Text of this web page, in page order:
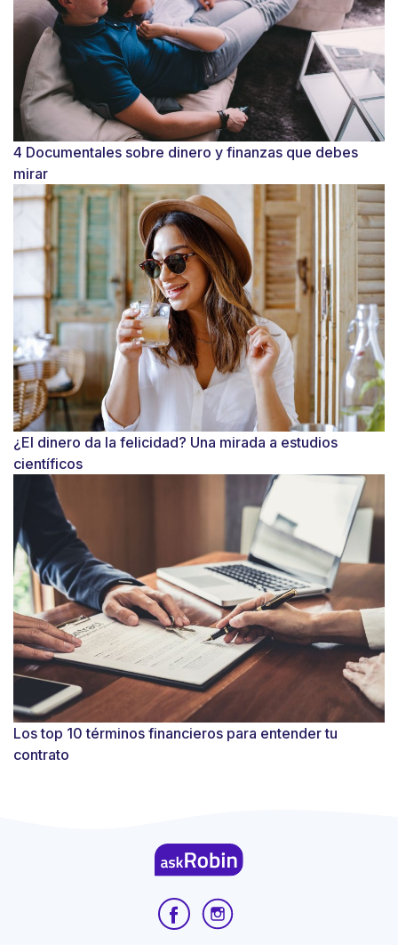
4 Documentales sobre dinero y finanzas que debes
mirar
¿El dinero da la felicidad? Una mirada a estudios
científicos
Los top 10 términos financieros para entender tu
contrato